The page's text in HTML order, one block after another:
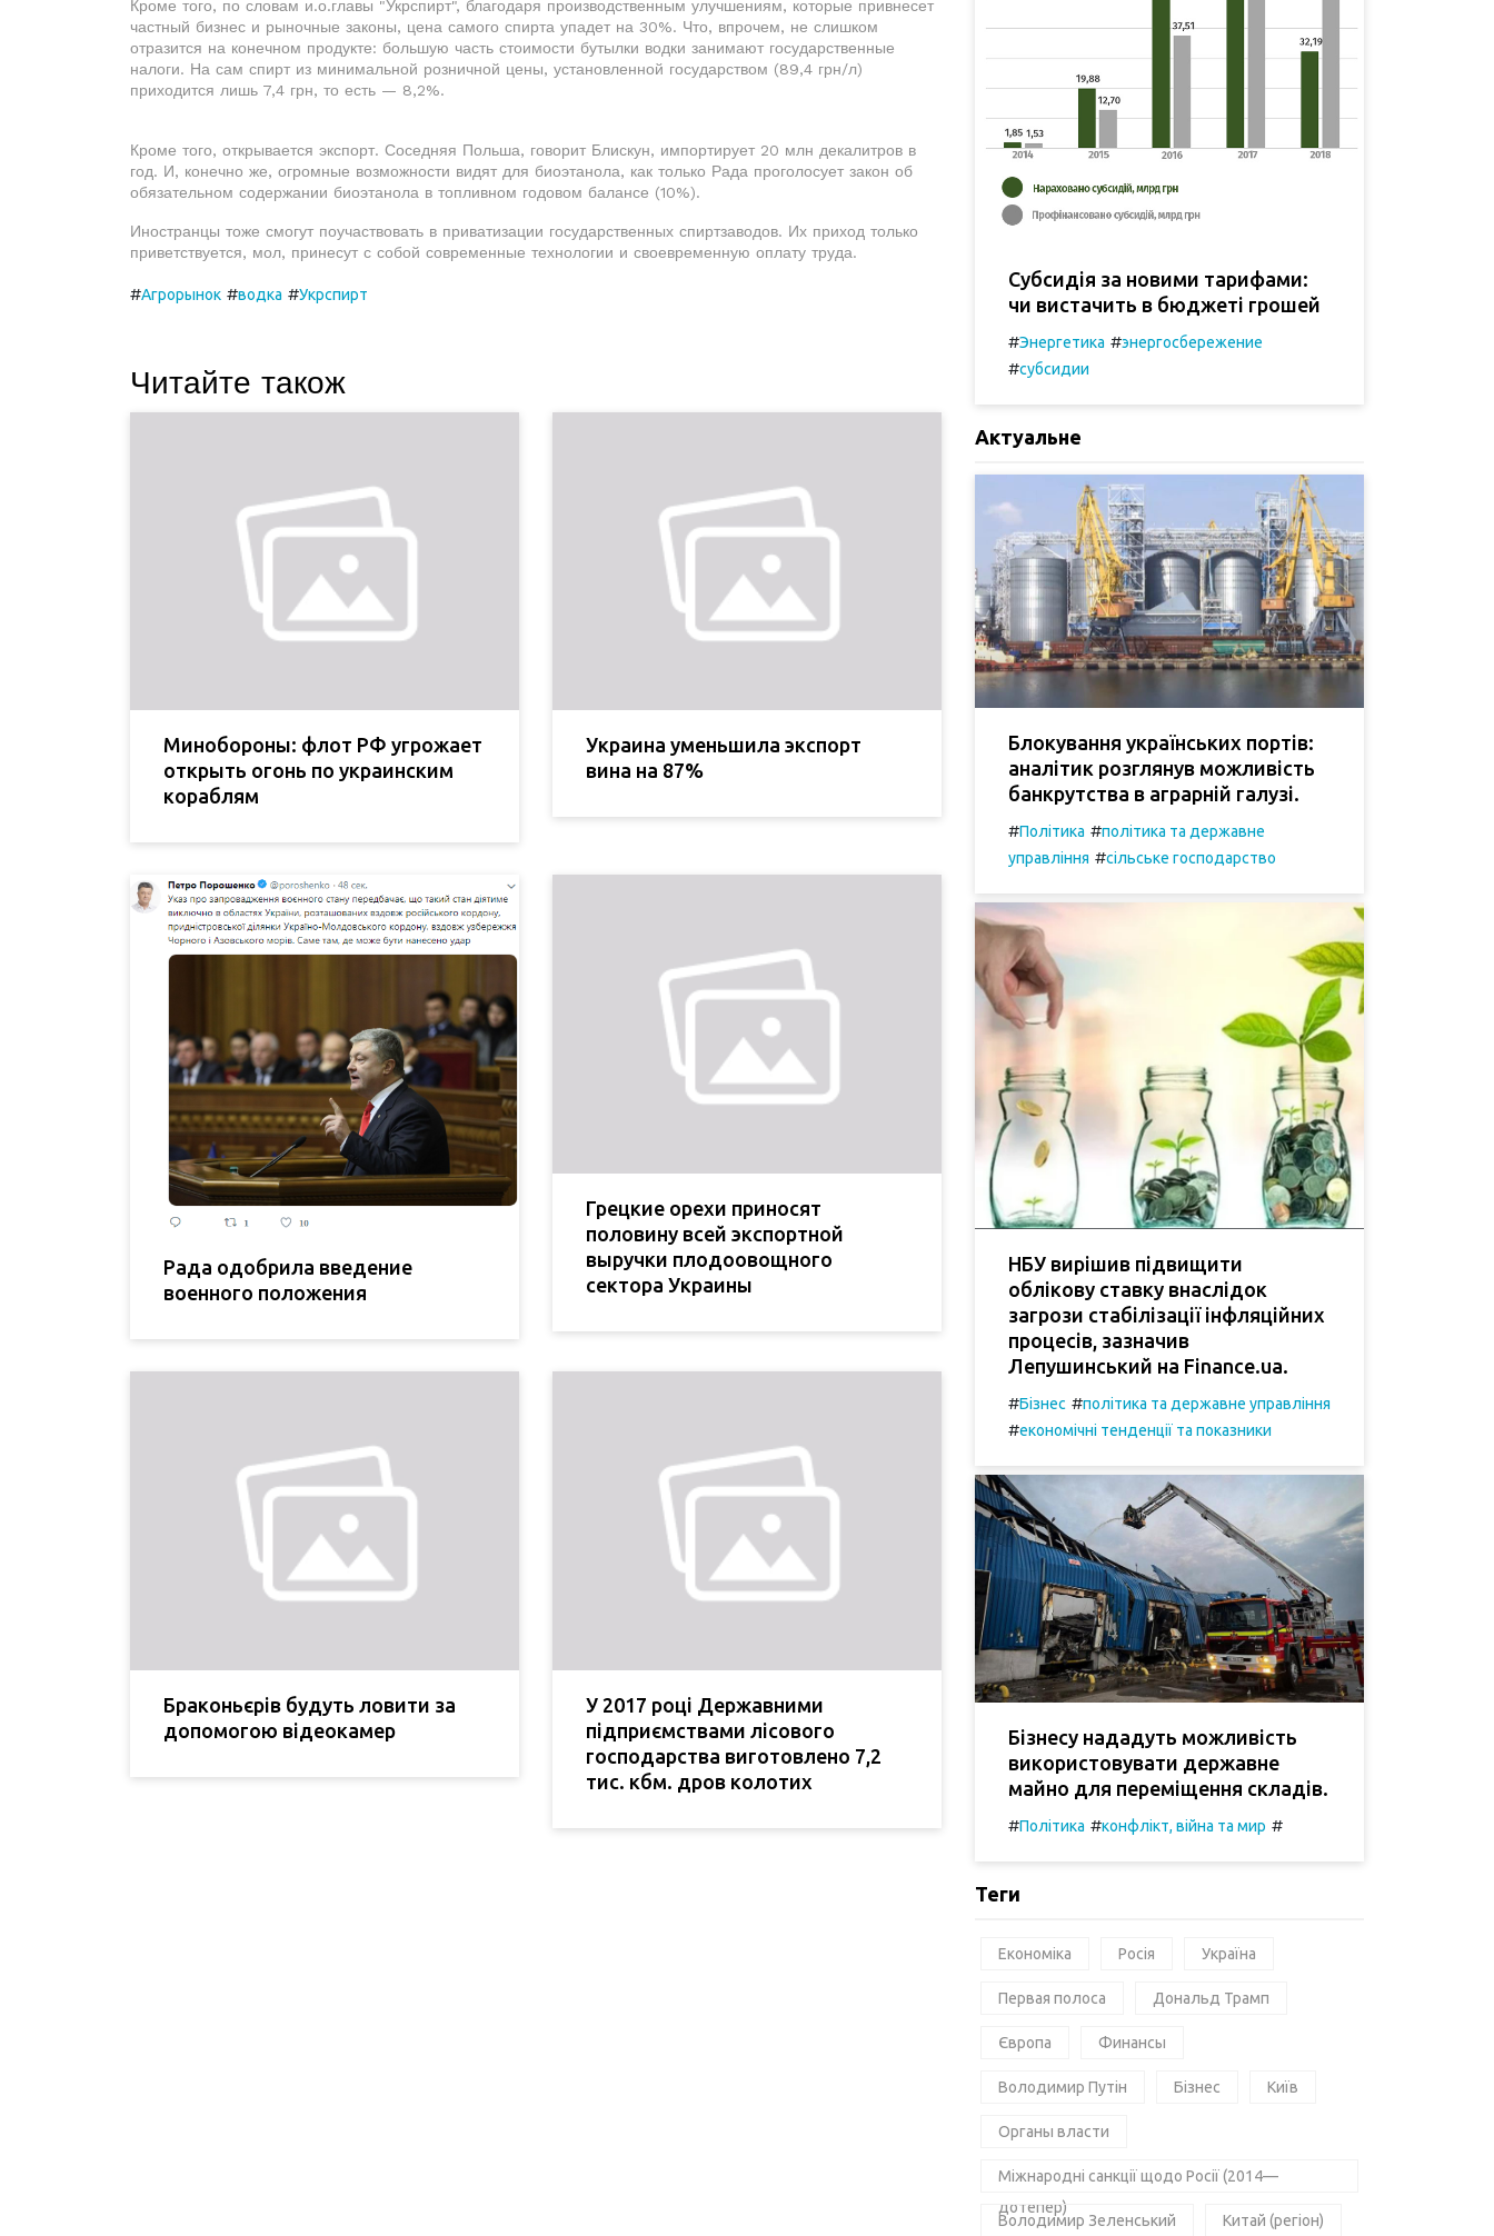
Кроме того, по словам и.о.главы "Укрспирт", благодаря производственным улучшениям, которые привнесет
частный бизнес и рыночные законы, цена самого спирта упадет на 30%. Что, впрочем, не слишком
отразится на конечном продукте: большую часть стоимости бутылки водки занимают государственные
налоги. На сам спирт из минимальной розничной цены, установленной государством (89,4 грн/л)
приходится лишь 7,4 грн, то есть — 8,2%.
Кроме того, открывается экспорт. Соседняя Польша, говорит Блискун, импортирует 20 млн декалитров в
год. И, конечно же, огромные возможности видят для биоэтанола, как только Рада проголосует закон об
обязательном содержании биоэтанола в топливном годовом балансе (10%).
Иностранцы тоже смогут поучаствовать в приватизации государственных спиртзаводов. Их приход только
приветствуется, мол, принесут с собой современные технологии и своевременную оплату труда.
#Агрорынок #водка #Укрспирт
Читайте також
Минобороны: флот РФ угрожает
открыть огонь по украинским
кораблям
Украина уменьшила экспорт
вина на 87%
Рада одобрила введение
военного положения
Грецкие орехи приносят
половину всей экспортной
выручки плодоовощного
сектора Украины
Браконьєрів будуть ловити за
допомогою відеокамер
У 2017 році Державними
підприємствами лісового
господарства виготовлено 7,2
тис. кбм. дров колотих
Субсидія за новими тарифами:
чи вистачить в бюджеті грошей
#Энергетика #энергосбережение
#субсидии
Актуальне
Блокування українських портів:
аналітик розглянув можливість
банкрутства в аграрній галузі.
#Політика #політика та державне
управління #сільське господарство
НБУ вирішив підвищити
облікову ставку внаслідок
загрози стабілізації інфляційних
процесів, зазначив
Лепушинський на Finance.ua.
#Бізнес #політика та державне управління
#економічні тенденції та показники
Бізнесу нададуть можливість
використовувати державне
майно для переміщення складів.
#Політика #конфлікт, війна та мир #
Теги
Економіка Росія Україна
Первая полоса Дональд Трамп
Європа Финансы
Володимир Путін Бізнес Київ
Органы власти
Міжнародні санкції щодо Росії (2014—
дотепер)
Володимир Зеленський Китай (регіон)